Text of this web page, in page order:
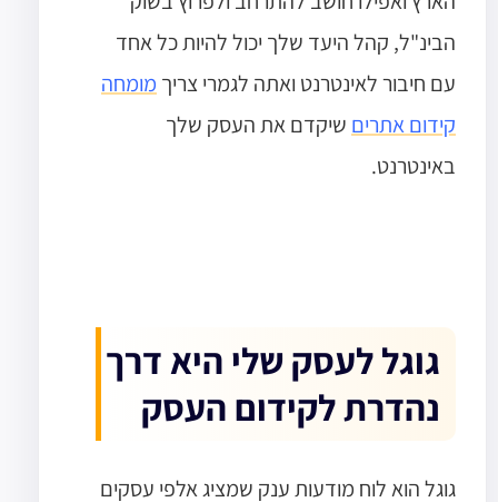
הבינ"ל, קהל היעד שלך יכול להיות כל אחד
עם חיבור לאינטרנט ואתה לגמרי צריך מומחה
קידום אתרים שיקדם את העסק שלך
באינטרנט.
גוגל לעסק שלי היא דרך
נהדרת לקידום העסק
גוגל הוא לוח מודעות ענק שמציג אלפי עסקים